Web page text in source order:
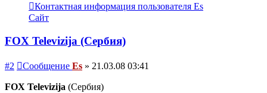
Контактная информация пользователя Es
Сайт
FOX Televizija (Сербия)
#2 Сообщение Es » 21.03.08 03:41
FOX Televizija (Сербия)